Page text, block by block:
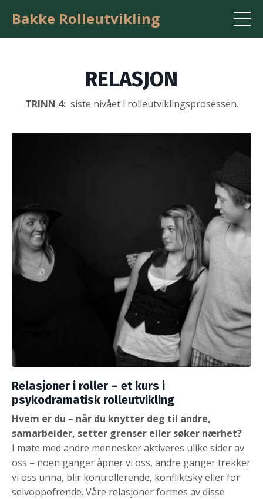
Bakke Rolleutvikling
RELASJON
TRINN 4: siste nivået i rolleutviklingsprosessen.
Relasjoner i roller – et kurs i
psykodramatisk rolleutvikling
Hvem er du – når du knytter deg til andre,
samarbeider, setter grenser eller søker nærhet?
I møte med andre mennesker aktiveres ulike sider av
oss – noen ganger åpner vi oss, andre ganger trekker
vi oss unna, blir kontrollerende, konfliktsky eller for
selvoppofrende. Våre relasjoner formes av disse